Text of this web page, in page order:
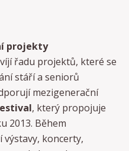
projekty
řadu projektů, které se
stáří a seniorů
mezigenerační
, který propojuje
2013. Během
koncerty,